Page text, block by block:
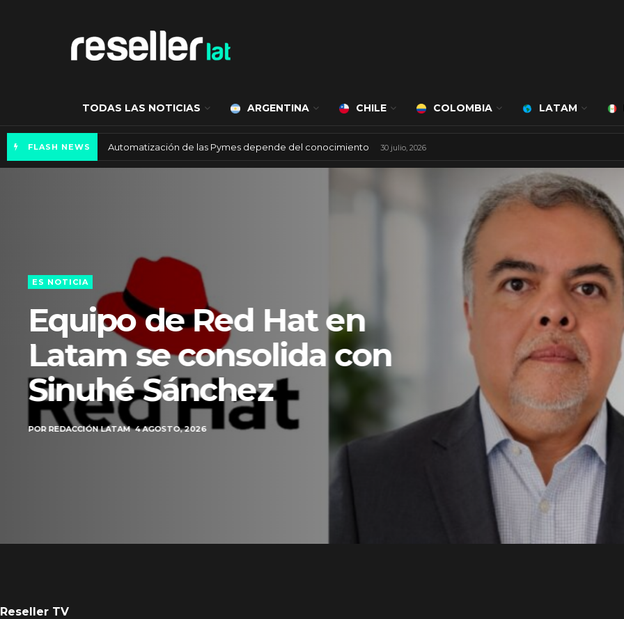
TODAS LAS NOTICIAS ARGENTINA CHILE COLOMBIA LATAM
FLASH NEWS Automatización de las Pymes depende del conocimiento 30 julio, 2026
ES NOTICIA
Equipo de Red Hat en
Latam se consolida con
Sinuhé Sánchez
POR REDACCIÓN LATAM 4 AGOSTO, 2026
Reseller TV